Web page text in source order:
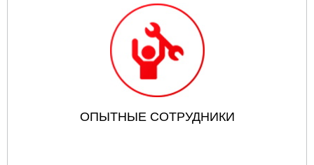
ОПЫТНЫЕ СОТРУДНИКИ